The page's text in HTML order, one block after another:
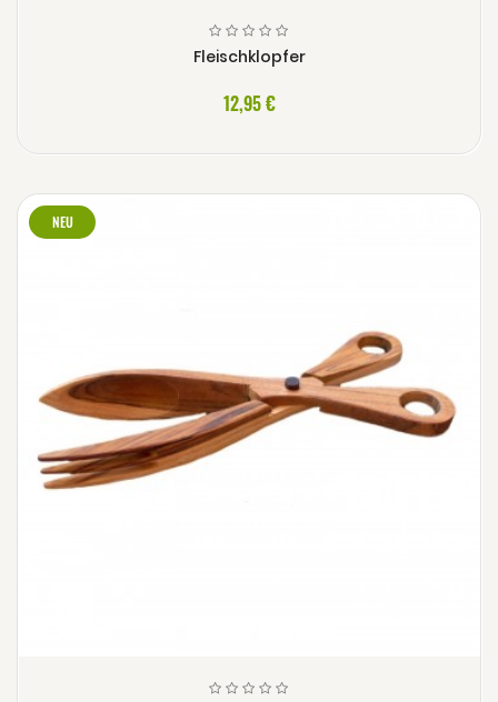
Fleischklopfer
12,95 €
NEU